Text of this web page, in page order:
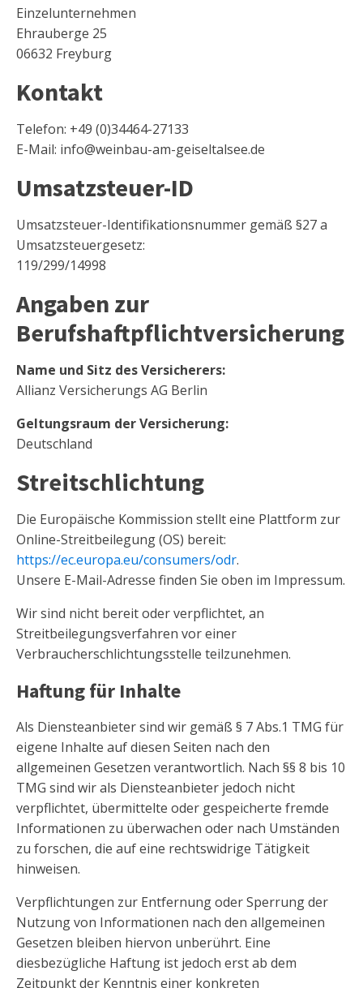
Einzelunternehmen
Ehrauberge 25
06632 Freyburg
Kontakt
Telefon: +49 (0)34464-27133
E-Mail: info@weinbau-am-geiseltalsee.de
Umsatzsteuer-ID
Umsatzsteuer-Identifikationsnummer gemäß §27 a
Umsatzsteuergesetz:
119/299/14998
Angaben zur
Berufshaftpflichtversicherung
Name und Sitz des Versicherers:
Allianz Versicherungs AG Berlin
Geltungsraum der Versicherung:
Deutschland
Streitschlichtung
Die Europäische Kommission stellt eine Plattform zur
Online-Streitbeilegung (OS) bereit:
https://ec.europa.eu/consumers/odr.
Unsere E-Mail-Adresse finden Sie oben im Impressum.
Wir sind nicht bereit oder verpflichtet, an
Streitbeilegungsverfahren vor einer
Verbraucherschlichtungsstelle teilzunehmen.
Haftung für Inhalte
Als Diensteanbieter sind wir gemäß § 7 Abs.1 TMG für
eigene Inhalte auf diesen Seiten nach den
allgemeinen Gesetzen verantwortlich. Nach §§ 8 bis 10
TMG sind wir als Diensteanbieter jedoch nicht
verpflichtet, übermittelte oder gespeicherte fremde
Informationen zu überwachen oder nach Umständen
zu forschen, die auf eine rechtswidrige Tätigkeit
hinweisen.
Verpflichtungen zur Entfernung oder Sperrung der
Nutzung von Informationen nach den allgemeinen
Gesetzen bleiben hiervon unberührt. Eine
diesbezügliche Haftung ist jedoch erst ab dem
Zeitpunkt der Kenntnis einer konkreten